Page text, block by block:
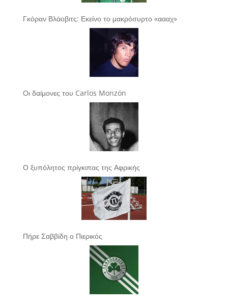
Γκόραν Βλάοβιτς: Εκείνο το μακρόσυρτο «αααχ»
Οι δαίμονες του Carlos Monzón
Ο ξυπόλητος πρίγκιπας της Αφρικής
Πήρε Σαββίδη ο Πιερικός